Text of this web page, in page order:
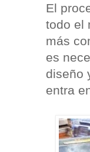
El
todo el
más
es
diseño
entra